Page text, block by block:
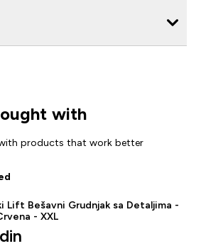
with
products that work better
Lift Bešavni Grudnjak sa Detaljima -
- XXL